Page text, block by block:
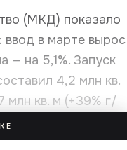
(МКД) показало
ввод в марте вырос
— на 5,1%. Запуск
4,2 млн кв.
млн кв. м (+39% г/
МКД в выданных
по итогам